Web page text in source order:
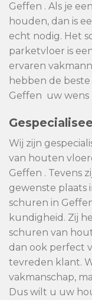
Geffen . Als je
houden, dan is
echt nodig. Het
parketvloer is
ervaren
hebben de
Geffen uw wens
Wij zijn
van houten
Geffen . Tevens
gewenste plaats
schuren in
kundigheid. Zij
schuren van
dan ook perfect
tevreden klant.
vakmanschap,
Dus wilt u uw